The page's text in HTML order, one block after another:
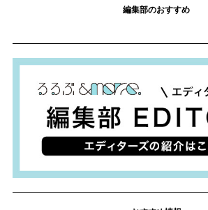
編集部のおすすめ